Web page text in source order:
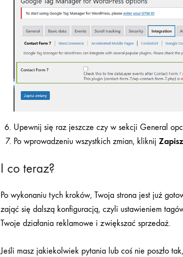
Upewnij się raz jeszcze czy w sekcji General
Po wprowadzeniu wszystkich zmian, kliknij
I co teraz?
Po wykonaniu tych kroków, Twoja strona jest już
zająć się dalszą konfiguracją, czyli ustawieniem
Twoje działania reklamowe i zwiększać sprzedaż.
Jeśli masz jakiekolwiek pytania lub coś nie poszło